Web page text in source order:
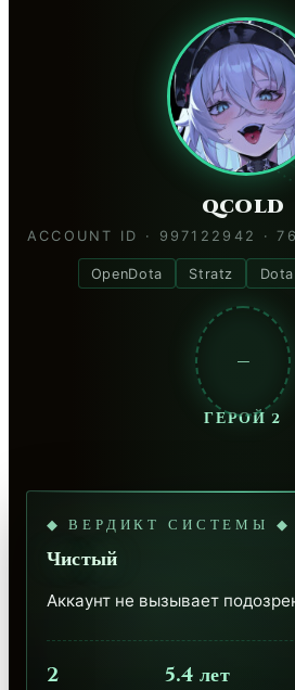
qcold
ACCOUNT ID · 997122942 ·
OpenDota Stratz
—
ГЕРОЙ 2
◆ ВЕРДИКТ СИСТЕМЫ ◆
Чистый
Аккаунт не вызывает
2 5.4 лет